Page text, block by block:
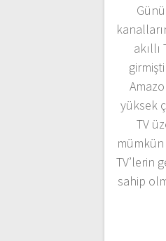
akıllı
yüksek
TV
mümkün
TV’lerin
sahip